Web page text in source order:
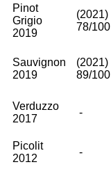
Pinot
Grigio
2019
(2021)
78/100
Sauvignon
2019
(2021)
89/100
Verduzzo
2017
-
Picolit
2012
-